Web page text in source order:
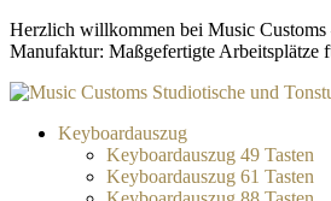
Zum
Inhalt
Herzlich willkommen bei Music Customs
Manufaktur: Maßgefertigte Arbeitsplätze
Keyboardauszug
Keyboardauszug 49 Tasten
Keyboardauszug 61 Tasten